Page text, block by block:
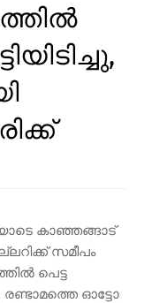
കാഞ്ഞങ്ങാട്
സമീപം
പെട്ട
ഓട്ടോ